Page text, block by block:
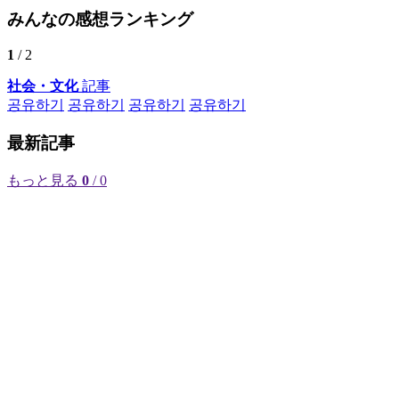
みんなの感想ランキング
1 / 2
社会・文化記事
공유하기
공유하기 공유하기 공유하기
最新記事
もっと見る 0 / 0